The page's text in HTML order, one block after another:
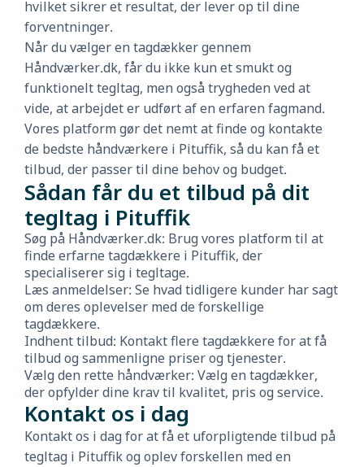
hvilket sikrer et resultat, der lever op til dine
forventninger.
Når du vælger en tagdækker gennem
Håndværker.dk, får du ikke kun et smukt og
funktionelt tegltag, men også trygheden ved at
vide, at arbejdet er udført af en erfaren fagmand.
Vores platform gør det nemt at finde og kontakte
de bedste håndværkere i Pituffik, så du kan få et
tilbud, der passer til dine behov og budget.
Sådan får du et tilbud på dit
tegltag i Pituffik
Søg på Håndværker.dk: Brug vores platform til at
finde erfarne tagdækkere i Pituffik, der
specialiserer sig i tegltage.
Læs anmeldelser: Se hvad tidligere kunder har sagt
om deres oplevelser med de forskellige
tagdækkere.
Indhent tilbud: Kontakt flere tagdækkere for at få
tilbud og sammenligne priser og tjenester.
Vælg den rette håndværker: Vælg en tagdækker,
der opfylder dine krav til kvalitet, pris og service.
Kontakt os i dag
Kontakt os i dag for at få et uforpligtende tilbud på
tegltag i Pituffik og oplev forskellen med en